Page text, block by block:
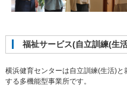
福祉サービス(自立訓練(
横浜健育センターは自立訓練(生活)
する多機能型事業所です。